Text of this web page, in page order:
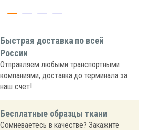
Быстрая доставка по всей
России
Отправляем любыми транспортными
компаниями, доставка до терминала за
наш счет!
Бесплатные образцы ткани
Сомневаетесь в качестве? Закажите